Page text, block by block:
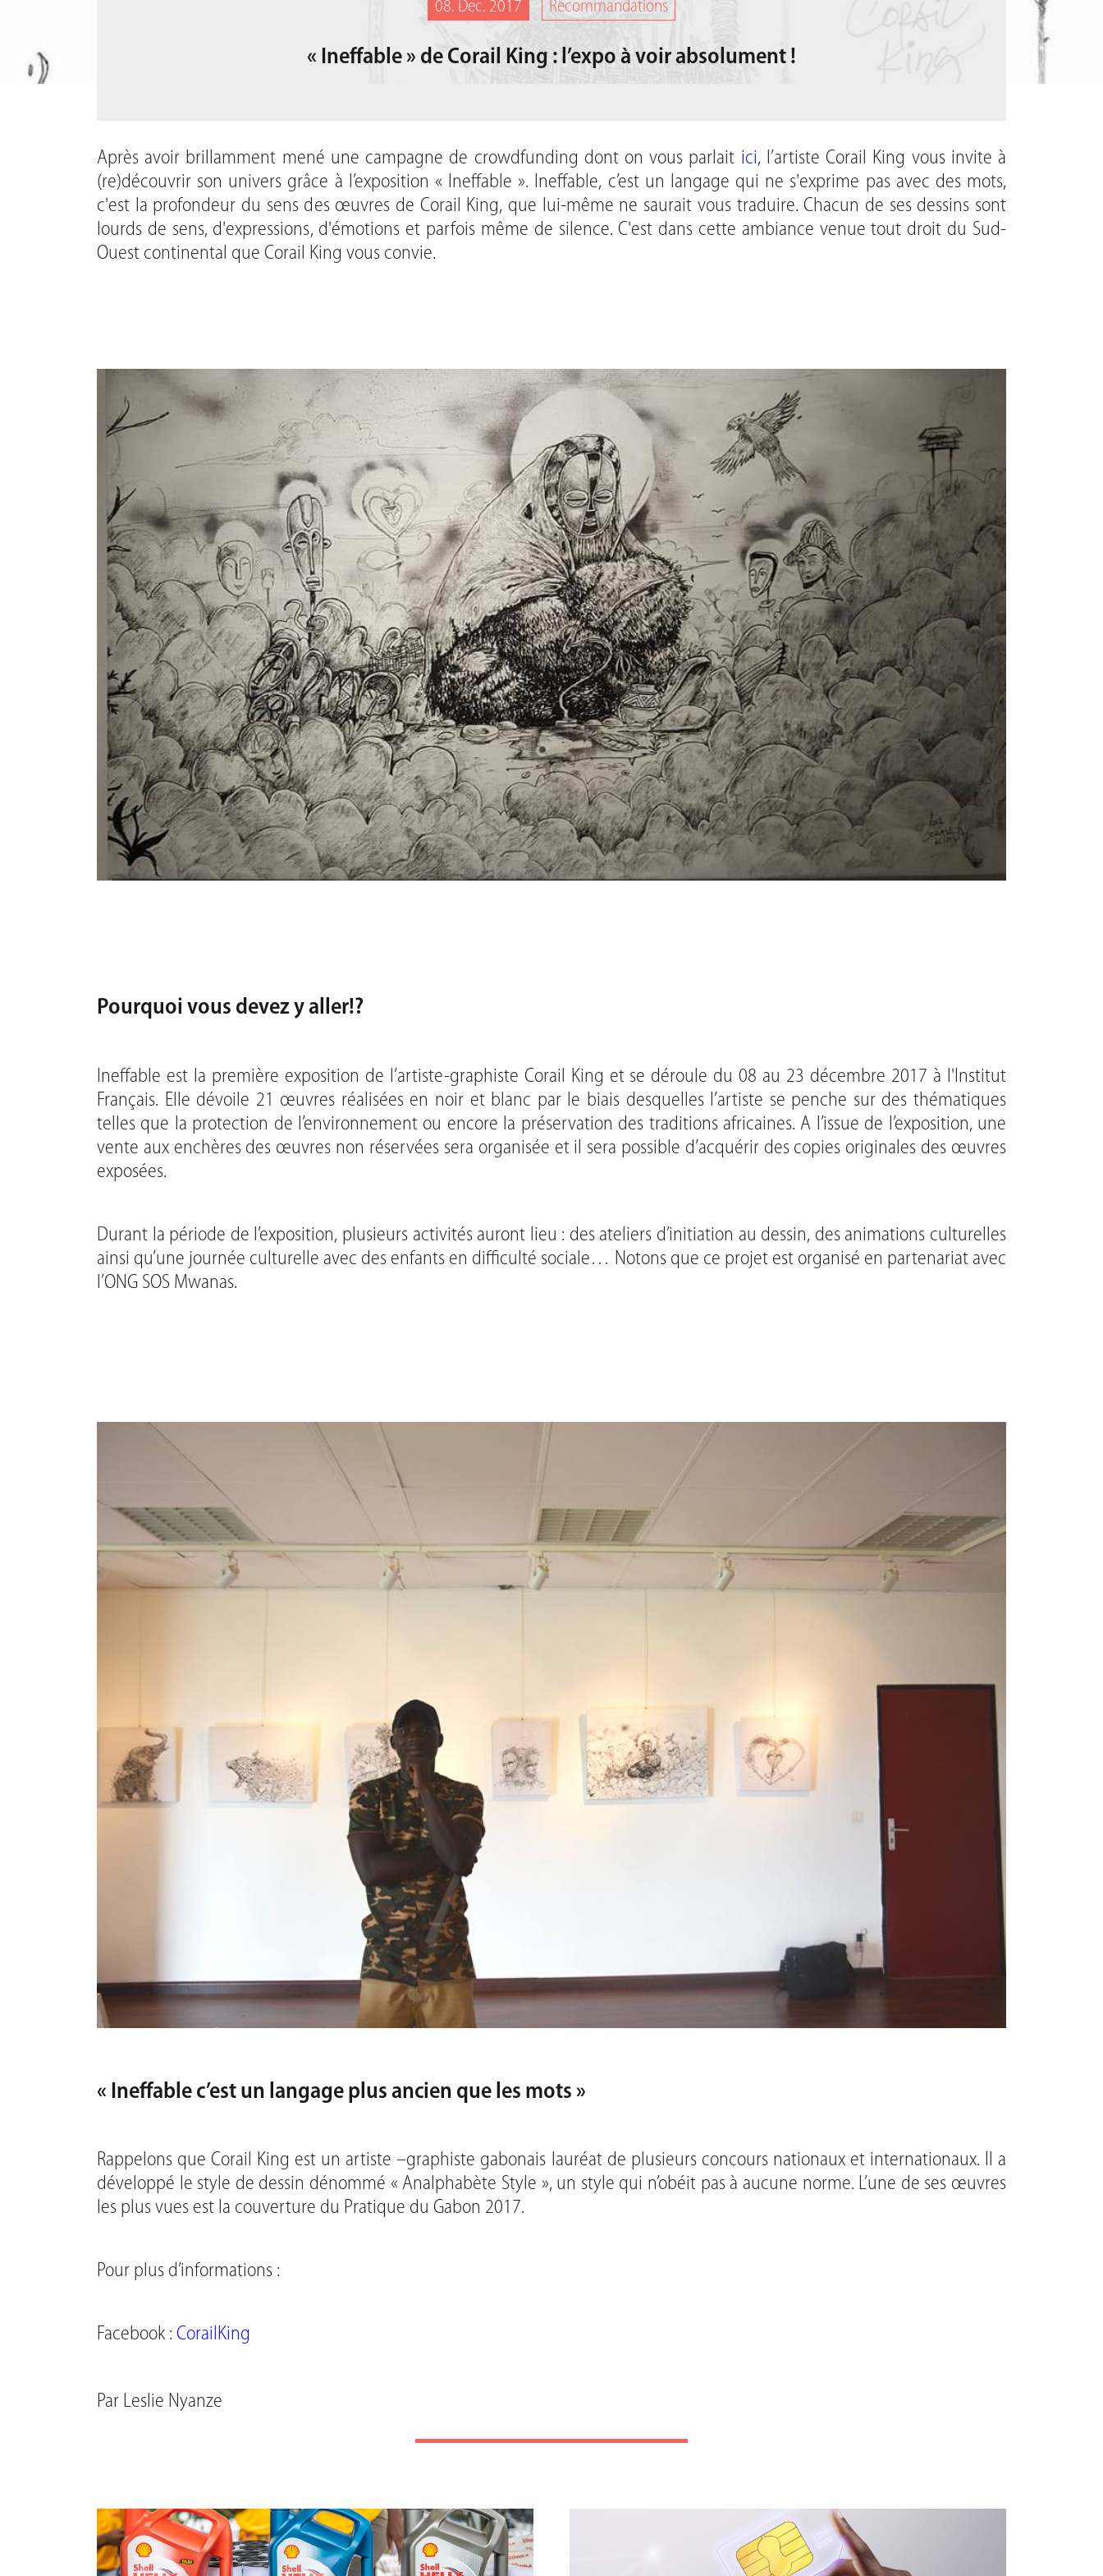
08. Dec. 2017 Recommandations
« Ineffable » de Corail King : l’expo à voir absolument !
Après avoir brillamment mené une campagne de crowdfunding dont on vous parlait ici, l’artiste Corail King vous invite à
(re)découvrir son univers grâce à l’exposition « Ineffable ». Ineffable, c’est un langage qui ne s'exprime pas avec des mots,
c'est la profondeur du sens des œuvres de Corail King, que lui-même ne saurait vous traduire. Chacun de ses dessins sont
lourds de sens, d'expressions, d'émotions et parfois même de silence. C'est dans cette ambiance venue tout droit du Sud-
Ouest continental que Corail King vous convie.
Pourquoi vous devez y aller!?
Ineffable est la première exposition de l’artiste-graphiste Corail King et se déroule du 08 au 23 décembre 2017 à l'Institut
Français. Elle dévoile 21 œuvres réalisées en noir et blanc par le biais desquelles l’artiste se penche sur des thématiques
telles que la protection de l’environnement ou encore la préservation des traditions africaines. A l’issue de l’exposition, une
vente aux enchères des œuvres non réservées sera organisée et il sera possible d’acquérir des copies originales des œuvres
exposées.
Durant la période de l’exposition, plusieurs activités auront lieu : des ateliers d’initiation au dessin, des animations culturelles
ainsi qu’une journée culturelle avec des enfants en difficulté sociale… Notons que ce projet est organisé en partenariat avec
l’ONG SOS Mwanas.
« Ineffable c’est un langage plus ancien que les mots »
Rappelons que Corail King est un artiste –graphiste gabonais lauréat de plusieurs concours nationaux et internationaux. Il a
développé le style de dessin dénommé « Analphabète Style », un style qui n’obéit pas à aucune norme. L’une de ses œuvres
les plus vues est la couverture du Pratique du Gabon 2017.
Pour plus d’informations :
Facebook : CorailKing
Par Leslie Nyanze